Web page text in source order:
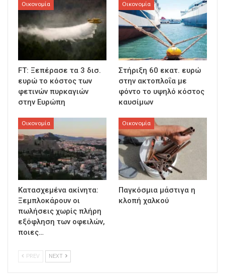
Οικονομία
FT: Ξεπέρασε τα 3 δισ.
ευρώ το κόστος των
φετινών πυρκαγιών
στην Ευρώπη
Οικονομία
Στήριξη 60 εκατ. ευρώ
στην ακτοπλοΐα με
φόντο το υψηλό κόστος
καυσίμων
Οικονομία
Κατασχεμένα ακίνητα:
Ξεμπλοκάρουν οι
πωλήσεις χωρίς πλήρη
εξόφληση των οφειλών,
ποιες…
Οικονομία
Παγκόσμια μάστιγα η
κλοπή χαλκού
PREV NEXT